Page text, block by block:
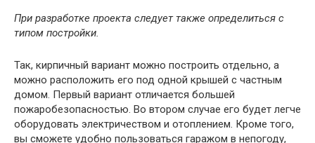
При разработке проекта следует также определиться с
типом постройки.
Так, кирпичный вариант можно построить отдельно, а
можно расположить его под одной крышей с частным
домом. Первый вариант отличается большей
пожаробезопасностью. Во втором случае его будет легче
оборудовать электричеством и отоплением. Кроме того,
вы сможете удобно пользоваться гаражом в непогоду,